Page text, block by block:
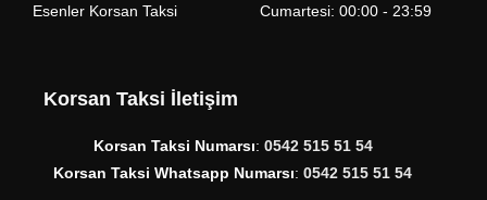
Esenler Korsan Taksi
Cumartesi: 00:00 - 23:59
Korsan Taksi İletişim
Korsan Taksi Numarsı: 0542 515 51 54
Korsan Taksi Whatsapp Numarsı: 0542 515 51 54